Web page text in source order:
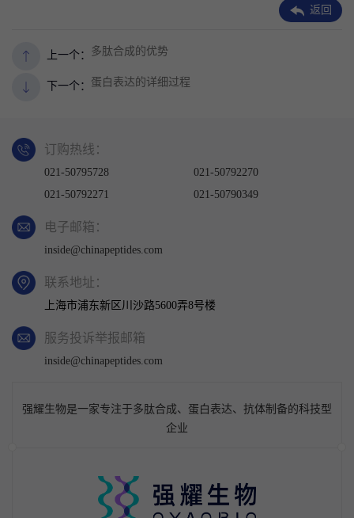
上一个： 多肽合成的优势
下一个： 蛋白表达的详细过程
返回
订购热线：
021-50795728
021-50792270
021-50792271
021-50790349
电子邮箱：
inside@chinapeptides.com
联系地址：
上海市浦东新区川沙路5600弄8号楼
服务投诉举报邮箱
inside@chinapeptides.com
强耀生物是一家专注于多肽合成、蛋白表达、抗体制备的科技型
企业